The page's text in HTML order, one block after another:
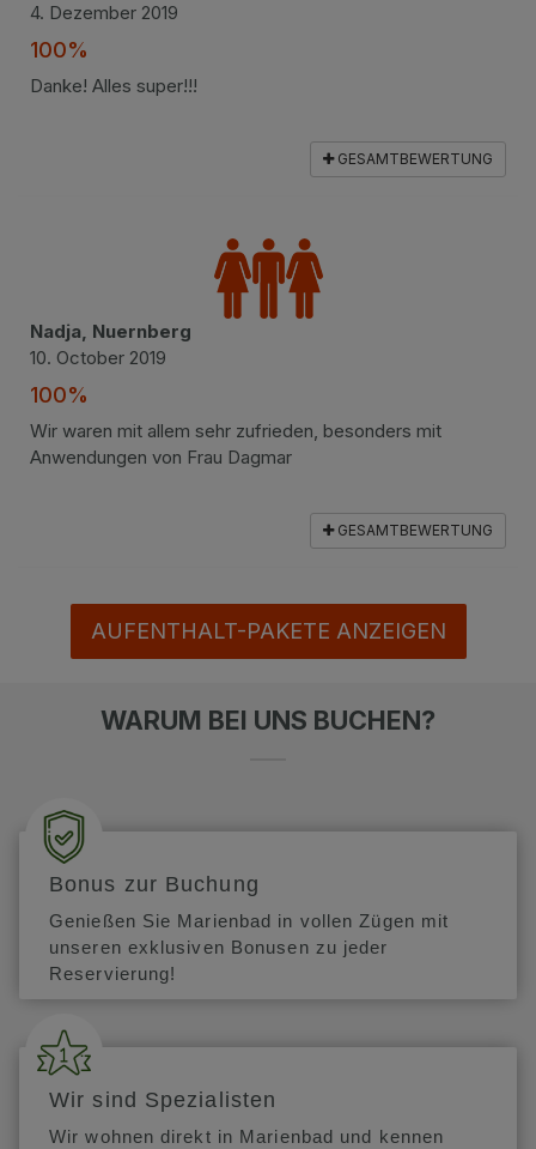
4. Dezember 2019
100%
Danke! Alles super!!!
GESAMTBEWERTUNG
Nadja, Nuernberg
10. October 2019
100%
Wir waren mit allem sehr zufrieden, besonders mit
Anwendungen von Frau Dagmar
GESAMTBEWERTUNG
AUFENTHALT-PAKETE ANZEIGEN
WARUM BEI UNS BUCHEN?
Bonus zur Buchung
Genießen Sie Marienbad in vollen Zügen mit
unseren exklusiven Bonusen zu jeder
Reservierung!
Wir sind Spezialisten
Wir wohnen direkt in Marienbad und kennen